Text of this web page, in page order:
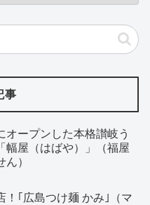
事
オープンした本格讃岐う
幅屋（はばや）」（福屋
）
！｢広島つけ麺 かみ｣（マ